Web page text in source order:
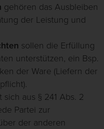
gehören das Ausbleiben
der Leistung und
sollen die Erfüllung
unterstützen, ein Bsp.
der Ware (Liefern der
sich aus § 241 Abs. 2
Partei zur
der anderen